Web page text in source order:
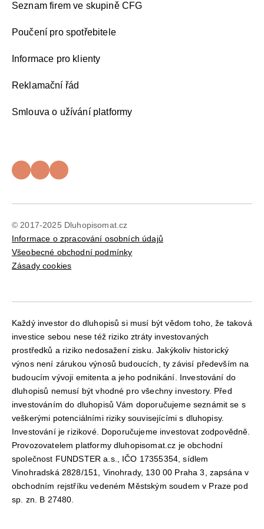
Seznam firem ve skupině CFG
Poučení pro spotřebitele
Informace pro klienty
Reklamační řád
Smlouva o užívání platformy
© 2017-2025 Dluhopisomat.cz
Informace o zpracování osobních údajů
Všeobecné obchodní podmínky
Zásady cookies
Každý investor do dluhopisů si musí být vědom toho, že taková
investice sebou nese též riziko ztráty investovaných
prostředků a riziko nedosažení zisku. Jakýkoliv historický
výnos není zárukou výnosů budoucích, ty závisí především na
budoucím vývoji emitenta a jeho podnikání. Investování do
dluhopisů nemusí být vhodné pro všechny investory. Před
investováním do dluhopisů Vám doporučujeme seznámit se s
veškerými potenciálními riziky souvisejícími s dluhopisy.
Investování je rizikové. Doporučujeme investovat zodpovědně.
Provozovatelem platformy dluhopisomat.cz je obchodní
společnost FUNDSTER a.s., IČO 17355354, sídlem
Vinohradská 2828/151, Vinohrady, 130 00 Praha 3, zapsána v
obchodním rejstříku vedeném Městským soudem v Praze pod
sp. zn. B 27480.